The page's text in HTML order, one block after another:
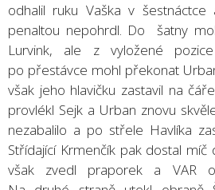
odhalil ruku Vaška v šestnáctce
penaltou nepohrdl. Do šatny
Lurvink, ale z vyložené
po přestávce mohl překonat
však jeho hlavičku zastavil na
provlékl Sejk a Urban znovu
nezabalilo a po střele Havlíka
Střídající Krmenčík pak dostal míč
však zvedl praporek a VAR